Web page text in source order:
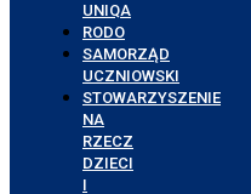
UNIQA
RODO
SAMORZĄD
UCZNIOWSKI
STOWARZYSZENIE
NA
RZECZ
DZIECI
I